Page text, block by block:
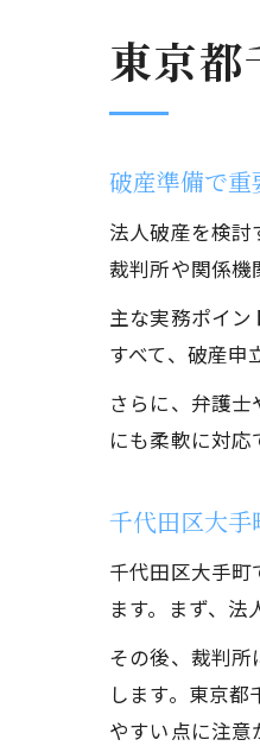
東京都
破産準備で
法人破産を検
裁判所や関係機
主な実務ポイ
すべて、破産申
さらに、弁護
にも柔軟に対応
千代田区大
千代田区大手
ます。まず、法
その後、裁判
します。東京
やすい点に注意